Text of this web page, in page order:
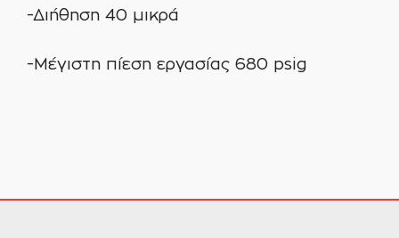
-Διήθηση 40 μικρά
-Μέγιστη πίεση εργασίας 680 psig